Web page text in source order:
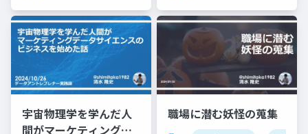
宇宙物理学を学んだ人
間がマーケティングサ
職場に潜む妖怪の蒐集